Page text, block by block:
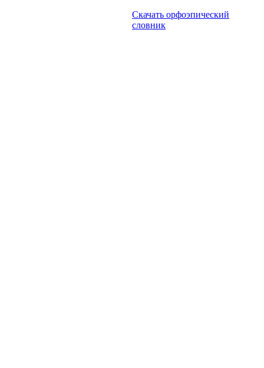
Скачать орфоэпический
словник